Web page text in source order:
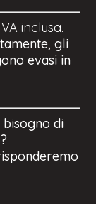
inclusa.
gli
evasi in
di